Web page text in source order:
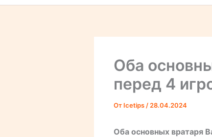
Оба
перед 4
От Icetips / 28.04.2024
Оба основных вратаря